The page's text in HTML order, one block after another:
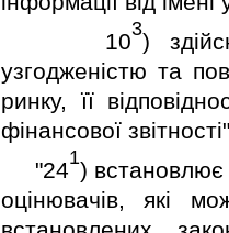
103)
узгодженiстю та
ринку, її
фiнансової
"241) встановлює
оцiнювачiв, якi